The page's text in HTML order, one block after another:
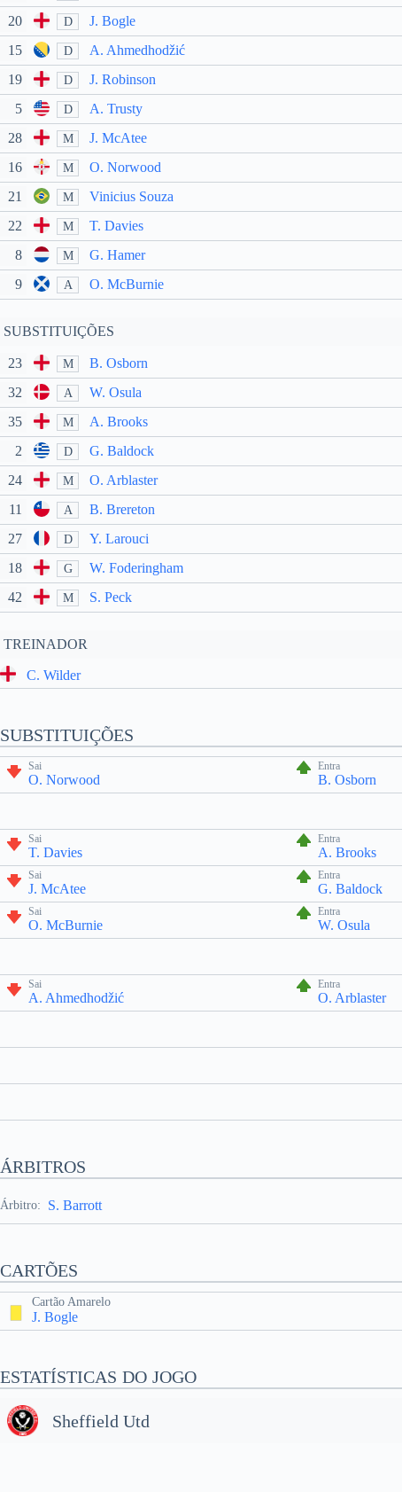
20 D J. Bogle
15 D A. Ahmedhodžić
19 D J. Robinson
5 D A. Trusty
28 M J. McAtee
16 M O. Norwood
21 M Vinicius Souza
22 M T. Davies
8 M G. Hamer
9 A O. McBurnie
SUBSTITUIÇÕES
23 M B. Osborn
32 A W. Osula
35 M A. Brooks
2 D G. Baldock
24 M O. Arblaster
11 A
B. Brereton
27
D
Y. Larouci
18
G
W. Foderingham
42
M S. Peck
TREINADOR
C. Wilder
SUBSTITUIÇÕES
Sai
O. Norwood
Entra
B. Osborn
Sai
T. Davies
Entra
A. Brooks
Sai
J. McAtee
Entra
G. Baldock
Sai
O. McBurnie
Entra
W. Osula
Sai
A. Ahmedhodžić
Entra
O. Arblaster
ÁRBITROS
Árbitro: S. Barrott
CARTÕES
Cartão Amarelo
J. Bogle
ESTATÍSTICAS DO JOGO
Sheffield Utd